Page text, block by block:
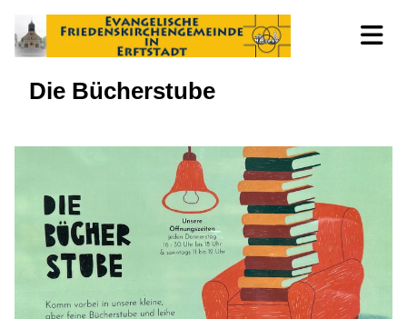
Die Bücherstube